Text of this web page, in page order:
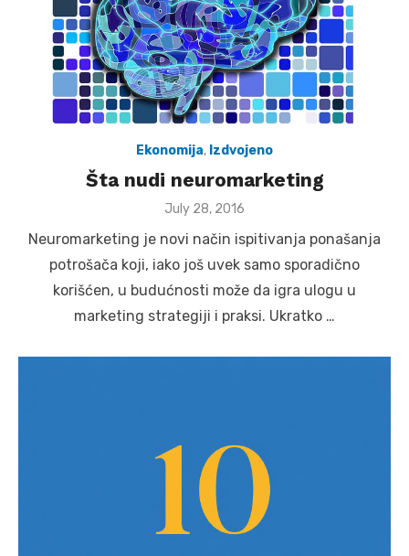
Ekonomija, Izdvojeno
Šta nudi neuromarketing
Posted
July 28, 2016
Neuromarketing je novi način ispitivanja ponašanja
potrošača koji, iako još uvek samo sporadično
korišćen, u budućnosti može da igra ulogu u
marketing strategiji i praksi. Ukratko …